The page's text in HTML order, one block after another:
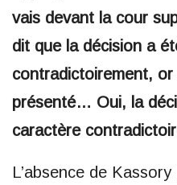
vais devant la cour
dit que la décision a
contradictoirement, or
présenté… Oui, la
caractère
L’absence de